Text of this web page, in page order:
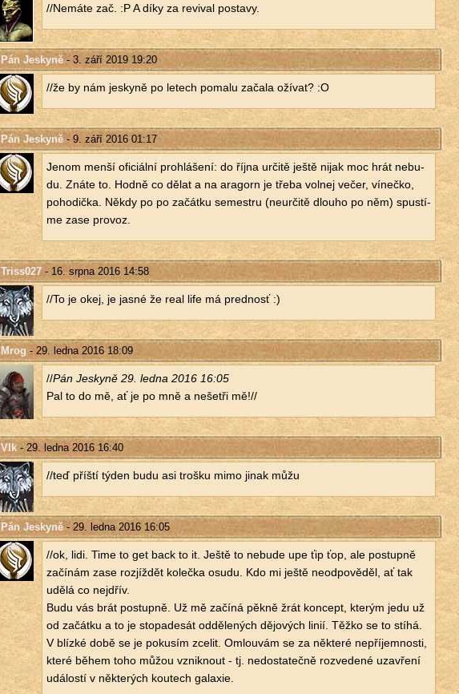
//Ne­má­te zač. :P A díky za re­vi­val po­sta­vy.
Pán Jeskyně- 3. září 2019 19:20
//že by nám jes­ky­ně po le­tech po­ma­lu za­ča­la oží­vat? :O
Pán Jeskyně- 9. září 2016 01:17
Jenom menší ofi­ci­ál­ní pro­hlá­še­ní: do října ur­či­tě ještě nijak moc hrát ne­bu­
du. Znáte to. Hodně co dělat a na ara­gorn je třeba vol­nej večer, ví­neč­ko,
po­ho­dič­ka. Někdy po po za­čát­ku se­mest­ru (ne­u­r­či­tě dlou­ho po něm) spus­tí­
me zase pro­voz.
Triss027- 16. srpna 2016 14:58
//To je okej, je jasné že real life má pred­nosť :)
Mrog - 29. ledna 2016 18:09
//Pán Jes­ky­ně 29. ledna 2016 16:05
Pal to do mě, ať je po mně a ne­šet­ři mě!//
Vlk- 29. ledna 2016 16:40
//teď příští týden budu asi troš­ku mimo jinak můžu
Pán Jeskyně- 29. ledna 2016 16:05
//ok, lidi. Time to get back to it. Ještě to ne­bu­de upe ťip ťop, ale po­stup­ně
za­čí­nám zase roz­jíž­dět ko­leč­ka osudu. Kdo mi ještě ne­od­po­vě­děl, ať tak
udělá co nejdřív.
Budu vás brát po­stup­ně. Už mě za­čí­ná pěkně žrát kon­cept, kte­rým jedu už
od za­čát­ku a to je sto­pa­de­sát od­dě­le­ných dě­jo­vých linií. Těžko se to stíhá.
V blíz­ké době se je po­ku­sím zce­lit. Omlou­vám se za ně­kte­ré ne­pří­jem­nos­ti,
které během toho můžou vznik­nout - tj. ne­do­sta­teč­ně roz­ve­de­né uza­vře­ní
udá­los­tí v ně­kte­rých kou­tech ga­la­xie.